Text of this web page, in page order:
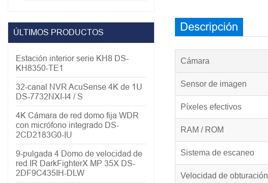
Descripción
Cámara
Sensor de imagen
Píxeles efectivos
RAM / ROM
Sistema de escaneo
Velocidad de obturación
ÚLTIMOS PRODUCTOS
Estación interior serie KH8 DS-
KH8350-TE1
32-canal NVR AcuSense 4K de 1U
DS-7732NXI-I4 / S
4K Cámara de red domo fija WDR
con micrófono integrado DS-
2CD2183G0-IU
9-pulgada 4 Domo de velocidad de
red IR DarkFighterX MP 35X DS-
2DF9C435IH-DLW